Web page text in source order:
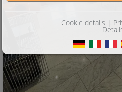
Cookie details |